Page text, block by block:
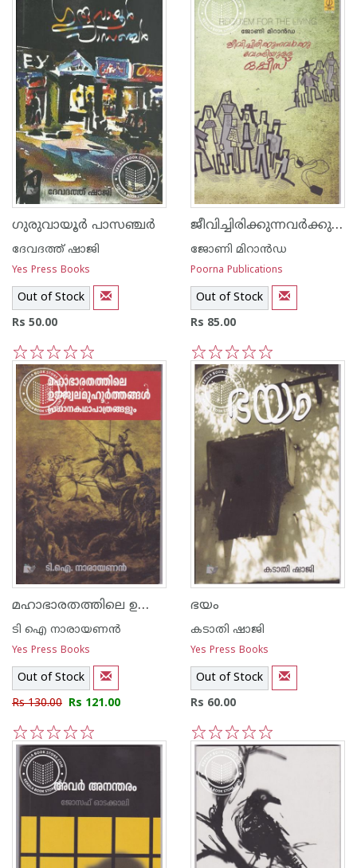
ഗുരുവായൂര്‍ പാസഞ്ചര്‍
ദേവദത്ത് ഷാജി
Yes Press Books
Out of Stock
Rs 50.00
5
4
3
2
1
ജീവിച്ചിരിക്കുന്നവര്‍ക്കുവേണ്ടിയുള്ള ഒപ്പീസ്
ജോണി മിറാന്‍ഡ
Poorna Publications
Out of Stock
Rs 85.00
5
4
3
2
1
മഹാഭാരതത്തിലെ ഉജ്ജ്വലമുഹൂര്‍ത്തങ്ങള്‍ പ്രധാനകഥാപാത്രങ്ങളും
ടി ഐ നാരായണന്‍
Yes Press Books
Out of Stock
Rs 130.00 Rs 121.00
5
4
3
2
1
ഭയം
കടാതി ഷാജി
Yes Press Books
Out of Stock
Rs 60.00
5
4
3
2
1